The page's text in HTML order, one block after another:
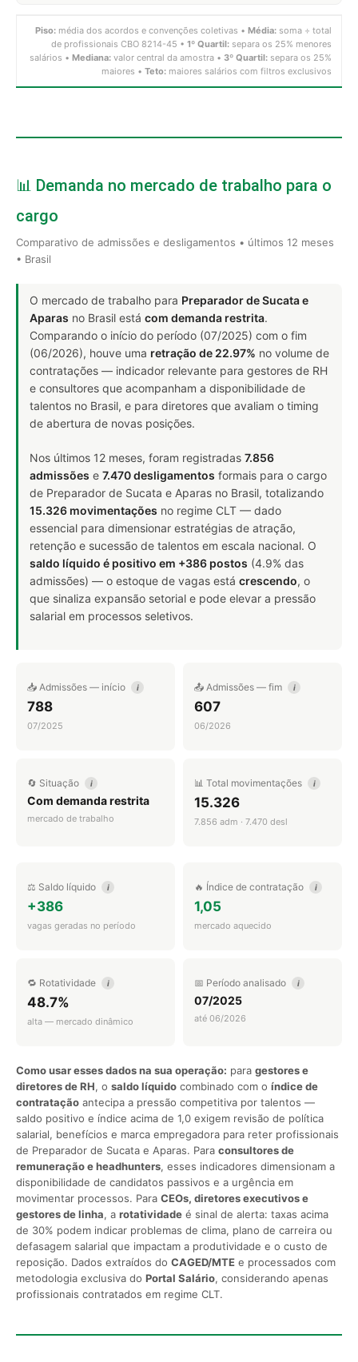
Piso: média dos acordos e convenções coletivas • Média: soma ÷ total
de profissionais CBO 8214-45 • 1º Quartil: separa os 25% menores
salários • Mediana: valor central da amostra • 3º Quartil: separa os 25%
maiores • Teto: maiores salários com filtros exclusivos
📊 Demanda no mercado de trabalho para o
cargo
Comparativo de admissões e desligamentos • últimos 12 meses
• Brasil
O mercado de trabalho para Preparador de Sucata e
Aparas no Brasil está com demanda restrita.
Comparando o início do período (07/2025) com o fim
(06/2026), houve uma retração de 22.97% no volume de
contratações — indicador relevante para gestores de RH
e consultores que acompanham a disponibilidade de
talentos no Brasil, e para diretores que avaliam o timing
de abertura de novas posições.
Nos últimos 12 meses, foram registradas 7.856
admissões e 7.470 desligamentos formais para o cargo
de Preparador de Sucata e Aparas no Brasil, totalizando
15.326 movimentações no regime CLT — dado
essencial para dimensionar estratégias de atração,
retenção e sucessão de talentos em escala nacional. O
saldo líquido é positivo em +386 postos (4.9% das
admissões) — o estoque de vagas está crescendo, o
que sinaliza expansão setorial e pode elevar a pressão
salarial em processos seletivos.
📥 Admissões — início i
788
07/2025
📤 Admissões — fim i
607
06/2026
🔄 Situação i
Com demanda restrita
mercado de trabalho
📊 Total movimentações i
15.326
7.856 adm · 7.470 desl
⚖️ Saldo líquido i
+386
vagas geradas no período
🔥 Índice de contratação i
1,05
mercado aquecido
🔁 Rotatividade i
48.7%
alta — mercado dinâmico
📅 Período analisado i
07/2025
até 06/2026
Como usar esses dados na sua operação: para gestores e
diretores de RH, o saldo líquido combinado com o índice de
contratação antecipa a pressão competitiva por talentos —
saldo positivo e índice acima de 1,0 exigem revisão de política
salarial, benefícios e marca empregadora para reter profissionais
de Preparador de Sucata e Aparas. Para consultores de
remuneração e headhunters, esses indicadores dimensionam a
disponibilidade de candidatos passivos e a urgência em
movimentar processos. Para CEOs, diretores executivos e
gestores de linha, a rotatividade é sinal de alerta: taxas acima
de 30% podem indicar problemas de clima, plano de carreira ou
defasagem salarial que impactam a produtividade e o custo de
reposição. Dados extraídos do CAGED/MTE e processados com
metodologia exclusiva do Portal Salário, considerando apenas
profissionais contratados em regime CLT.